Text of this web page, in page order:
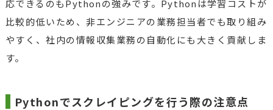
応できるのもPythonの強みです。Pythonは学習コストが
比較的低いため、非エンジニアの業務担当者でも取り組み
やすく、社内の情報収集業務の自動化にも大きく貢献しま
す。
Pythonでスクレイピングを行う際の注意点